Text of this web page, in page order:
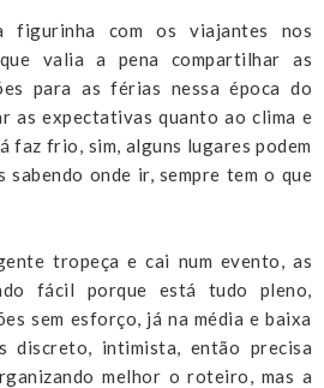
figurinha com os viajantes nos
valia a pena compartilhar as
para as férias nessa época do
as expectativas quanto ao clima e
faz frio, sim, alguns lugares podem
sabendo onde ir, sempre tem o que
tropeça e cai num evento, as
fácil porque está tudo pleno,
sem esforço, já na média e baixa
discreto, intimista, então precisa
melhor o roteiro, mas a